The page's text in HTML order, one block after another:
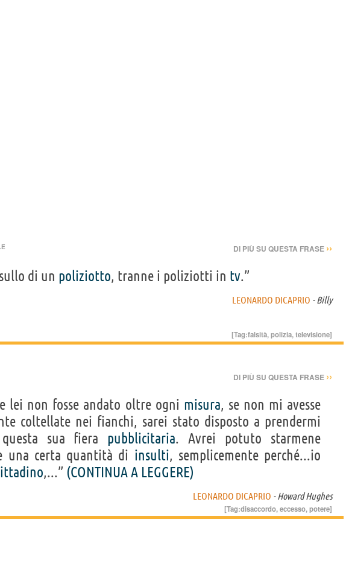
DI PIÙ SU QUESTA FRASE ››
di un poliziotto, tranne i poliziotti in tv.”
LEONARDO DICAPRIO - Billy
[Tag:falsità,polizia,televisione]
DI PIÙ SU QUESTA FRASE ››
lei non fosse andato oltre ogni misura, se non mi avesse
coltellate nei fianchi, sarei stato disposto a prendermi
sua fiera pubblicitaria. Avrei potuto starmene
una certa quantità di insulti, semplicemente perché...io
,...” (CONTINUA A LEGGERE)
LEONARDO DICAPRIO - Howard Hughes
[Tag:disaccordo,eccesso,potere]